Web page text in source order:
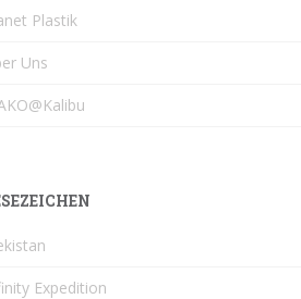
Plastik
Uns
Expedition